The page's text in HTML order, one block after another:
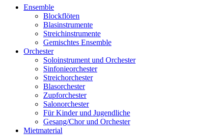
Ensemble
Blockflöten
Blasinstrumente
Streichinstrumente
Gemischtes Ensemble
Orchester
Soloinstrument und Orchester
Sinfonieorchester
Streichorchester
Blasorchester
Zupforchester
Salonorchester
Für Kinder und Jugendliche
Gesang/Chor und Orchester
Mietmaterial